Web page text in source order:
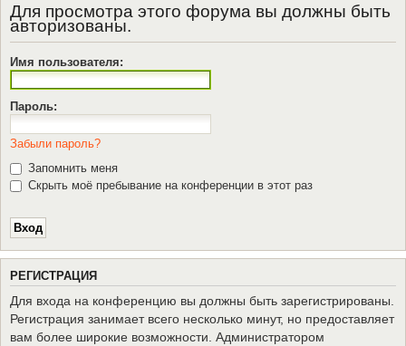
Для просмотра этого форума вы должны быть
авторизованы.
Имя пользователя:
Пароль:
Забыли пароль?
Запомнить меня
Скрыть моё пребывание на конференции в этот раз
РЕГИСТРАЦИЯ
Для входа на конференцию вы должны быть зарегистрированы.
Регистрация занимает всего несколько минут, но предоставляет
вам более широкие возможности. Администратором